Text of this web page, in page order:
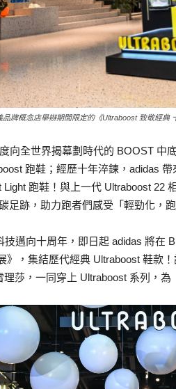
品牌概念店舉辦期間限定的《Ultraboost 致敬經典
向全世界揭幕劃時代的 BOOST 中
跑鞋；經歷十年淬鍊，adidas
Light 跑鞋！與上一代 Ultraboost 22
足跡，助力跑者們感受「輕勁化，
技邁向十周年，即日起 adidas 將在
》，集結歷代經典 Ultraboost 鞋款
莎，一同穿上 Ultraboost 系列，